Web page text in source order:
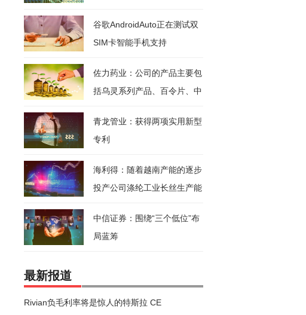
谷歌AndroidAuto正在测试双
SIM卡智能手机支持
佐力药业：公司的产品主要包
括乌灵系列产品、百令片、中
青龙管业：获得两项实用新型
专利
海利得：随着越南产能的逐步
投产公司涤纶工业长丝生产能
中信证券：围绕“三个低位”布
局蓝筹
最新报道
Rivian负毛利率将是惊人的特斯拉 CE